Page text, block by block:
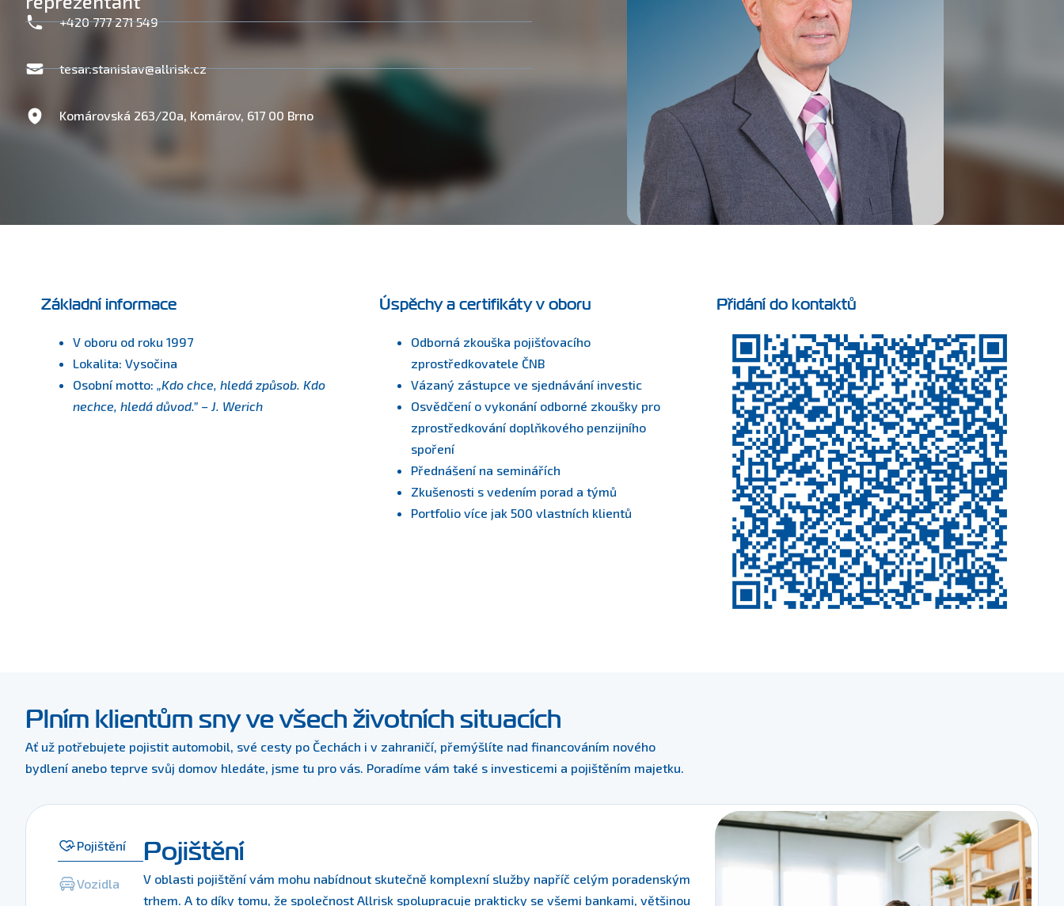
+420 777 271 549
tesar.stanislav@allrisk.cz
Komárovská 263/20a, Komárov, 617 00 Brno
Základní informace
V oboru od roku 1997
Lokalita: Vysočina
Osobní motto: „Kdo chce, hledá způsob. Kdo
nechce, hledá důvod.” – J. Werich
Úspěchy a certifikáty v oboru
Odborná zkouška pojišťovacího
zprostředkovatele ČNB
Vázaný zástupce ve sjednávání investic
Osvědčení o vykonání odborné zkoušky pro
zprostředkování doplňkového penzijního
spoření
Přednášení na seminářích
Zkušenosti s vedením porad a týmů
Portfolio více jak 500 vlastních klientů
Přidání do kontaktů
Plním klientům sny ve všech životních situacích
Ať už potřebujete pojistit automobil, své cesty po Čechách i v zahraničí, přemýšlíte nad financováním nového
bydlení anebo teprve svůj domov hledáte, jsme tu pro vás. Poradíme vám také s investicemi a pojištěním majetku.
Pojištění
Vozidla
Pojištění
V oblasti pojištění vám mohu nabídnout skutečně komplexní služby napříč celým poradenským
trhem. A to díky tomu, že společnost Allrisk spolupracuje prakticky se všemi bankami, většinou